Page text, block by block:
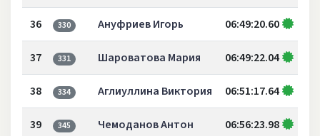
36 330 Ануфриев Игорь 06:49:20.60
37 331 Шароватова Мария 06:49:22.04
38 334 Аглиуллина Виктория 06:51:17.64
39 345 Чемоданов Антон 06:56:23.98